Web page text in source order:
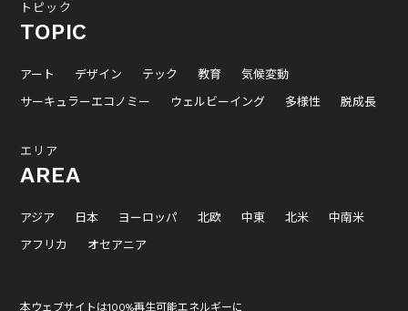
トピック
TOPIC
アート デザイン テック 教育
気候変動
サーキュラーエコノミー
ウェルビーイング 多様性 脱成長
エリア
AREA
アジア 日本 ヨーロッパ 北欧 中東 北米
中南米
アフリカ
オセアニア
本ウェブサイトは100%再生可能エネルギーに